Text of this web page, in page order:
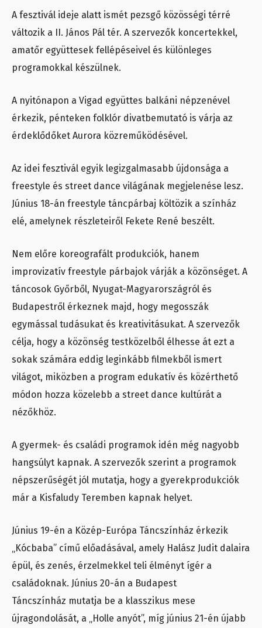
A fesztivál ideje alatt ismét pezsgő közösségi térré
változik a II. János Pál tér. A szervezők koncertekkel,
amatőr együttesek fellépéseivel és különleges
programokkal készülnek.
A nyitónapon a Vigad együttes balkáni népzenével
érkezik, pénteken folklór divatbemutató is várja az
érdeklődőket Aurora közreműködésével.
Az idei fesztivál egyik legizgalmasabb újdonsága a
freestyle és street dance világának megjelenése lesz.
Június 18-án freestyle táncpárbaj költözik a színház
elé, amelynek részleteiről Fekete René beszélt.
Nem előre koreografált produkciók, hanem
improvizatív freestyle párbajok várják a közönséget. A
táncosok Győrből, Nyugat-Magyarországról és
Budapestről érkeznek majd, hogy megosszák
egymással tudásukat és kreativitásukat. A szervezők
célja, hogy a közönség testközelből élhesse át ezt a
sokak számára eddig leginkább filmekből ismert
világot, miközben a program edukatív és közérthető
módon hozza közelebb a street dance kultúrát a
nézőkhöz.
A gyermek- és családi programok idén még nagyobb
hangsúlyt kapnak. A szervezők szerint a programok
népszerűségét jól mutatja, hogy a gyerekprodukciók
már a Kisfaludy Teremben kapnak helyet.
Június 19-én a Közép-Európa Táncszínház érkezik
„Kócbaba” című előadásával, amely Halász Judit dalaira
épül, és zenés, érzelmekkel teli élményt ígér a
családoknak. Június 20-án a Budapest
Táncszínház mutatja be a klasszikus mese
újragondolását, a „Holle anyót”, míg június 21-én újabb